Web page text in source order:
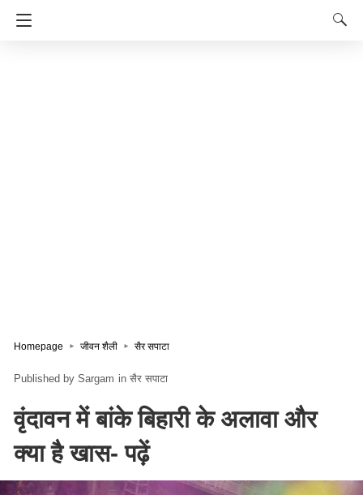
Homepage जीवन शैली सैर सपाटा
Sargam in सैर सपाटा
वृंदावन में बांके बिहारी के अलावा और
क्या है खास- पढ़ें